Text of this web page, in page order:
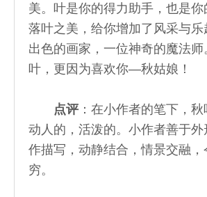
美。叶是你的得力助手，也是你
落叶之美，给你增加了风采与乐
出色的画家，一位神奇的魔法
叶，更因为喜欢你—秋姑娘！
点评 ：在小作者的笔下，秋
动人的，活泼的。小作者善于外
作描写，动静结合，情景交融
穷。